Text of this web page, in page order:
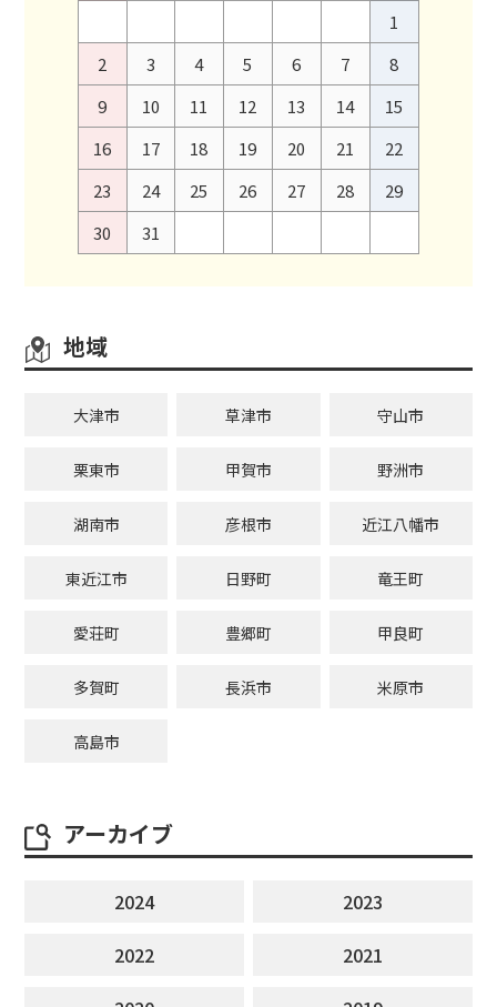
1
2
3 4 5 6 7
8
9
10 11 12 13 14
15
16
17 18 19 20 21
22
23
24 25 26 27 28
29
30
31
地域
大津市 草津市 守山市
栗東市 甲賀市 野洲市
湖南市 彦根市 近江八幡市
東近江市 日野町 竜王町
愛荘町 豊郷町 甲良町
多賀町 長浜市 米原市
高島市
アーカイブ
2024
2023
2022
2021